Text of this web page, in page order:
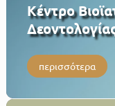
Κέντρο
περισσότερα